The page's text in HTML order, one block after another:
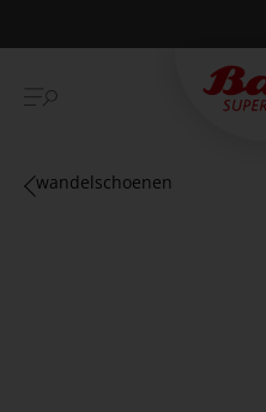
Betaal achteraf met Klarna
wandelschoenen